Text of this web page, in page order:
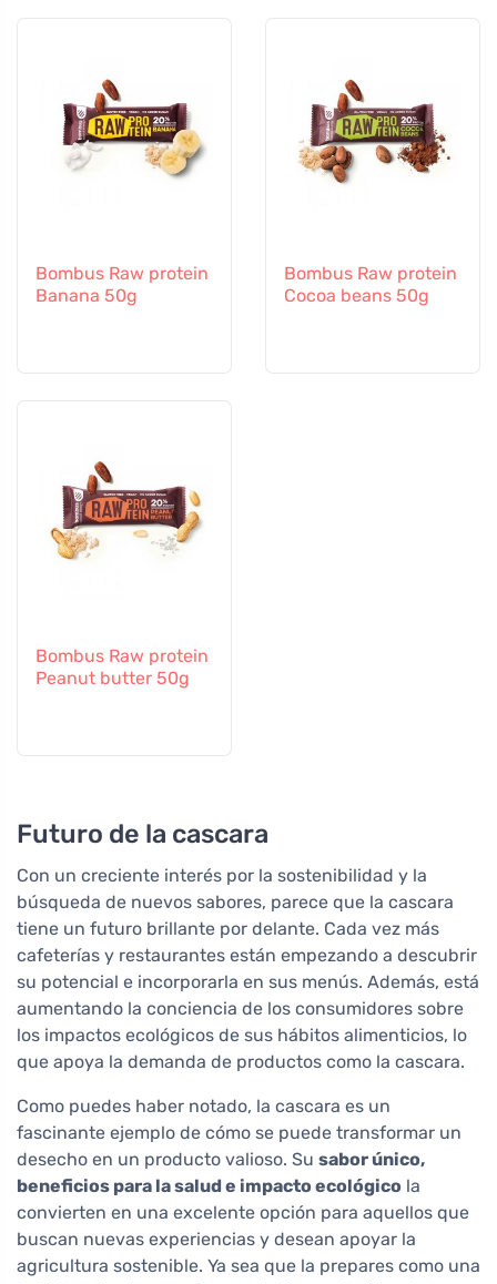
Bombus Raw protein
Banana 50g
Bombus Raw protein
Cocoa beans 50g
Bombus Raw protein
Peanut butter 50g
Futuro de la cascara
Con un creciente interés por la sostenibilidad y la
búsqueda de nuevos sabores, parece que la cascara
tiene un futuro brillante por delante. Cada vez más
cafeterías y restaurantes están empezando a descubrir
su potencial e incorporarla en sus menús. Además, está
aumentando la conciencia de los consumidores sobre
los impactos ecológicos de sus hábitos alimenticios, lo
que apoya la demanda de productos como la cascara.
Como puedes haber notado, la cascara es un
fascinante ejemplo de cómo se puede transformar un
desecho en un producto valioso. Su sabor único,
beneficios para la salud e impacto ecológico la
convierten en una excelente opción para aquellos que
buscan nuevas experiencias y desean apoyar la
agricultura sostenible. Ya sea que la prepares como una